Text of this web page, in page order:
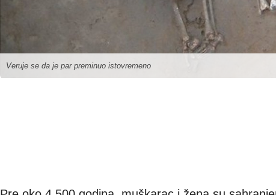
Veruje se da je par preminuo istovremeno